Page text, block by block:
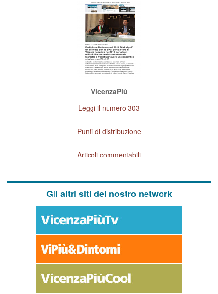
VicenzaPiù
Leggi il numero 303
Punti di distribuzione
Articoli commentabili
Gli altri siti del nostro network